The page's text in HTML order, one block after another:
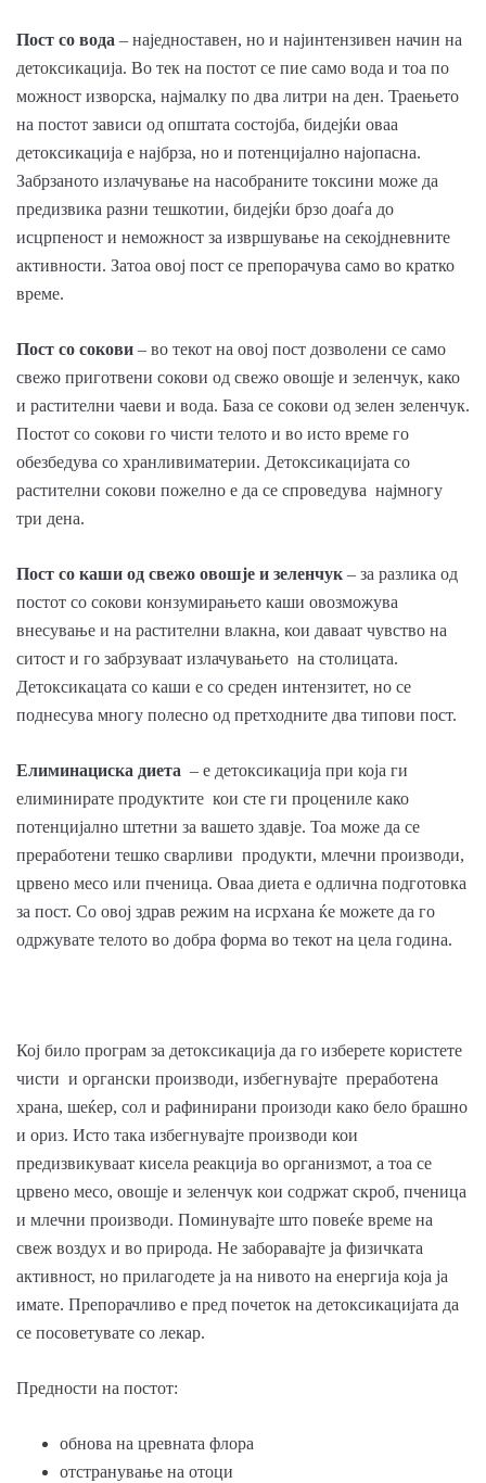
Пост со вода – наједноставен, но и најинтензивен начин на
детоксикација. Во тек на постот се пие само вода и тоа по
можност изворска, најмалку по два литри на ден. Траењето
на постот зависи од општата состојба, бидејќи оваа
детоксикација е најбрза, но и потенцијално најопасна.
Забрзаното излачување на насобраните токсини може да
предизвика разни тешкотии, бидејќи брзо доаѓа до
исцрпеност и неможност за извршување на секојдневните
активности. Затоа овој пост се препорачува само во кратко
време.
Пост со сокови – во текот на овој пост дозволени се само
свежо приготвени сокови од свежо овошје и зеленчук, како
и растителни чаеви и вода. База се сокови од зелен зеленчук.
Постот со сокови го чисти телото и во исто време го
обезбедува со хранливиматерии. Детоксикацијата со
растителни сокови пожелно е да се спроведува најмногу
три дена.
Пост со каши од свежо овошје и зеленчук – за разлика од
постот со сокови конзумирањето каши овозможува
внесување и на растителни влакна, кои даваат чувство на
ситост и го забрзуваат излачувањето на столицата.
Детоксикацата со каши е со среден интензитет, но се
поднесува многу полесно од претходните два типови пост.
Елиминациска диета – е детоксикација при која ги
елиминирате продуктите кои сте ги процениле како
потенцијално штетни за вашето здавје. Тоа може да се
преработени тешко сварливи продукти, млечни производи,
црвено месо или пченица. Оваа диета е одлична подготовка
за пост. Со овој здрав режим на исрхана ќе можете да го
одржувате телото во добра форма во текот на цела година.
Кој било програм за детоксикација да го изберете користете
чисти и органски производи, избегнувајте преработена
храна, шеќер, сол и рафинирани произоди како бело брашно
и ориз. Исто така избегнувајте производи кои
предизвикуваат кисела реакција во организмот, а тоа се
црвено месо, овошје и зеленчук кои содржат скроб, пченица
и млечни производи. Поминувајте што повеќе време на
свеж воздух и во природа. Не заборавајте ја физичката
активност, но прилагодете ја на нивото на енергија која ја
имате. Препорачливо е пред почеток на детоксикацијата да
се посоветувате со лекар.
Предности на постот:
обнова на цревната флора
отстранување на отоци